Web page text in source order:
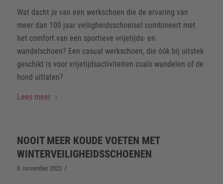
Wat dacht je van een werkschoen die de ervaring van
meer dan 100 jaar veiligheidsschoeisel combineert met
het comfort van een sportieve vrijetijds- en
wandelschoen? Een casual werkschoen, die óók bij uitstek
geschikt is voor vrijetijdsactiviteiten zoals wandelen of de
hond uitlaten?
Lees meer
NOOIT MEER KOUDE VOETEN MET
WINTERVEILIGHEIDSSCHOENEN
8. november 2022 /